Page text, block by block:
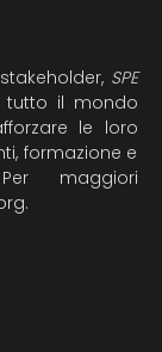
SPE
tutto il mondo
le loro
formazione e
maggiori
.